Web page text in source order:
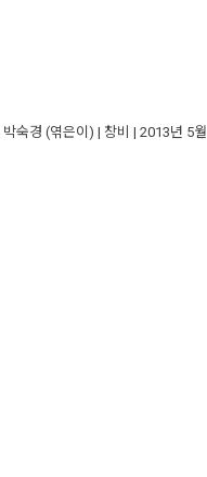
박숙경 (엮은이) | 창비 | 2013년 5월